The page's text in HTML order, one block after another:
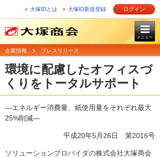
大塚IDとは 大塚ID新規登録 ログイン
メニュー
企業情報 プレスリリース
環境に配慮したオフィスづ
くりをトータルサポート
―エネルギー消費量、紙使用量をそれぞれ最大
25%削減―
平成20年5月26日 第2016号
ソリューションプロバイダの株式会社大塚商会